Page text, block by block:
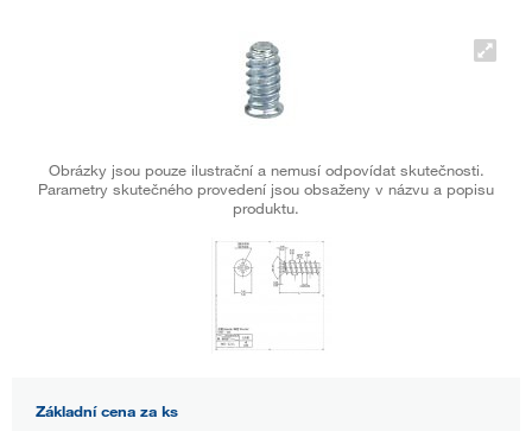
Obrázky jsou pouze ilustrační a nemusí odpovídat skutečnosti.
Parametry skutečného provedení jsou obsaženy v názvu a popisu
produktu.
Základní cena za ks